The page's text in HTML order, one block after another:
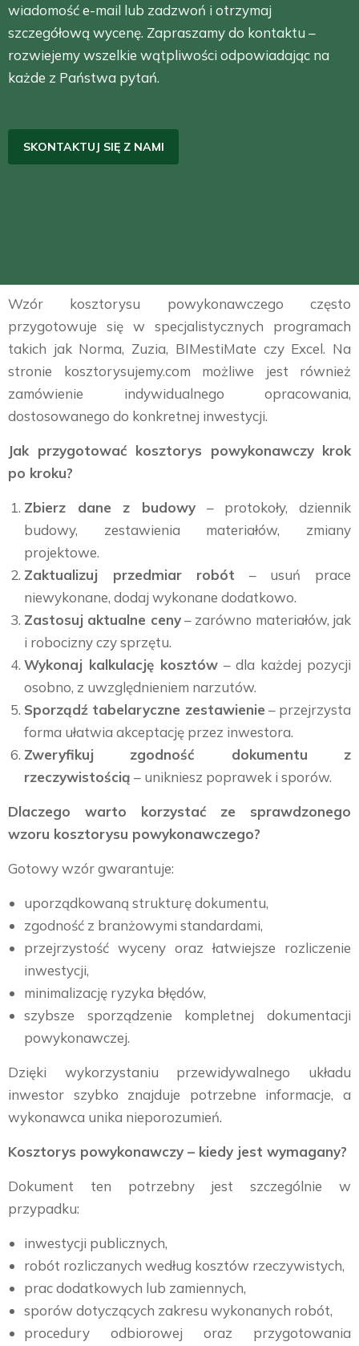
wiadomość e-mail lub zadzwoń i otrzymaj
szczegółową wycenę. Zapraszamy do kontaktu –
rozwiejemy wszelkie wątpliwości odpowiadając na
każde z Państwa pytań.
SKONTAKTUJ SIĘ Z NAMI
Wzór kosztorysu powykonawczego często
przygotowuje się w specjalistycznych programach
takich jak Norma, Zuzia, BIMestiMate czy Excel. Na
stronie kosztorysujemy.com możliwe jest również
zamówienie indywidualnego opracowania,
dostosowanego do konkretnej inwestycji.
Jak przygotować kosztorys powykonawczy krok
po kroku?
Zbierz dane z budowy – protokoły, dziennik
budowy, zestawienia materiałów, zmiany
projektowe.
Zaktualizuj przedmiar robót – usuń prace
niewykonane, dodaj wykonane dodatkowo.
Zastosuj aktualne ceny– zarówno materiałów, jak
i robocizny czy sprzętu.
Wykonaj kalkulację kosztów– dla każdej pozycji
osobno, z uwzględnieniem narzutów.
Sporządź tabelaryczne zestawienie – przejrzysta
forma ułatwia akceptację przez inwestora.
Zweryfikuj zgodność dokumentu z
rzeczywistością – unikniesz poprawek i sporów.
Dlaczego warto korzystać ze sprawdzonego
wzoru kosztorysu powykonawczego?
Gotowy wzór gwarantuje:
uporządkowaną strukturę dokumentu,
zgodność z branżowymi standardami,
przejrzystość wyceny oraz łatwiejsze rozliczenie
inwestycji,
minimalizację ryzyka błędów,
szybsze sporządzenie kompletnej dokumentacji
powykonawczej.
Dzięki wykorzystaniu przewidywalnego układu
inwestor szybko znajduje potrzebne informacje, a
wykonawca unika nieporozumień.
Kosztorys powykonawczy – kiedy jest wymagany?
Dokument ten potrzebny jest szczególnie w
przypadku:
inwestycji publicznych,
robót rozliczanych według kosztów rzeczywistych,
prac dodatkowych lub zamiennych,
sporów dotyczących zakresu wykonanych robót,
procedury odbiorowej oraz przygotowania